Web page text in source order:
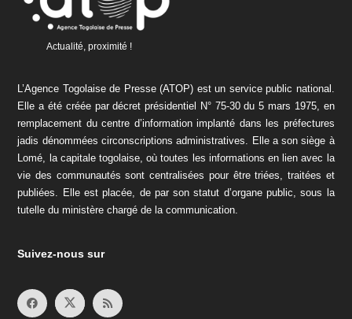
Actualité, proximité !
L’Agence Togolaise de Presse (ATOP) est un service public national.
Elle a été créée par décret présidentiel N° 75-30 du 5 mars 1975, en
remplacement du centre d’information implanté dans les préfectures
jadis dénommées circonscriptions administratives. Elle a son siège à
Lomé, la capitale togolaise, où toutes les informations en lien avec la
vie des communautés sont centralisées pour être triées, traitées et
publiées. Elle est placée, de par son statut d’organe public, sous la
tutelle du ministère chargé de la communication.
Suivez-nous sur